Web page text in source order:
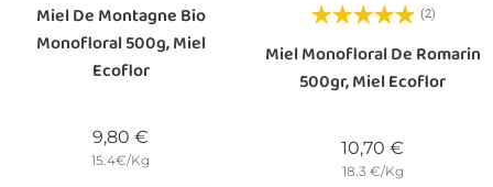
Miel De Montagne Bio
Monofloral 500g, Miel
Ecoflor
9,80 €
15.4€/Kg
(2)
Miel Monofloral De Romarin
500gr, Miel Ecoflor
10,70 €
18.3 €/Kg